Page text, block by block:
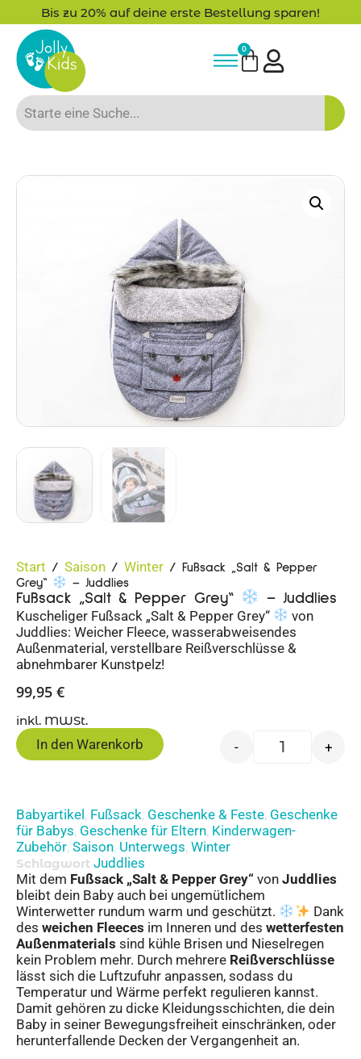
Bis zu 20% auf deine erste Bestellung sparen!
0
Start / Saison / Winter / Fußsack „Salt & Pepper
Grey“
– Juddlies
Fußsack „Salt & Pepper Grey“
– Juddlies
Kuscheliger Fußsack „Salt & Pepper Grey“
von
Juddlies: Weicher Fleece, wasserabweisendes
Außenmaterial, verstellbare Reißverschlüsse &
abnehmbarer Kunstpelz!
99,95 €
inkl. MWSt.
- +
In den Warenkorb
Babyartikel , Fußsack, Geschenke & Feste, Geschenke
für Babys, Geschenke für Eltern, Kinderwagen-
Zubehör, Saison, Unterwegs, Winter
Schlagwort Juddlies
Mit dem Fußsack „Salt & Pepper Grey“ von Juddlies
bleibt dein Baby auch bei ungemütlichem
Winterwetter rundum warm und geschützt.
Dank
des weichen Fleeces im Inneren und des wetterfesten
Außenmaterials sind kühle Brisen und Nieselregen
kein Problem mehr. Durch mehrere Reißverschlüsse
lässt sich die Luftzufuhr anpassen, sodass du
Temperatur und Wärme perfekt regulieren kannst.
Damit gehören zu dicke Kleidungsschichten, die dein
Baby in seiner Bewegungsfreiheit einschränken, oder
herunterfallende Decken der Vergangenheit an.